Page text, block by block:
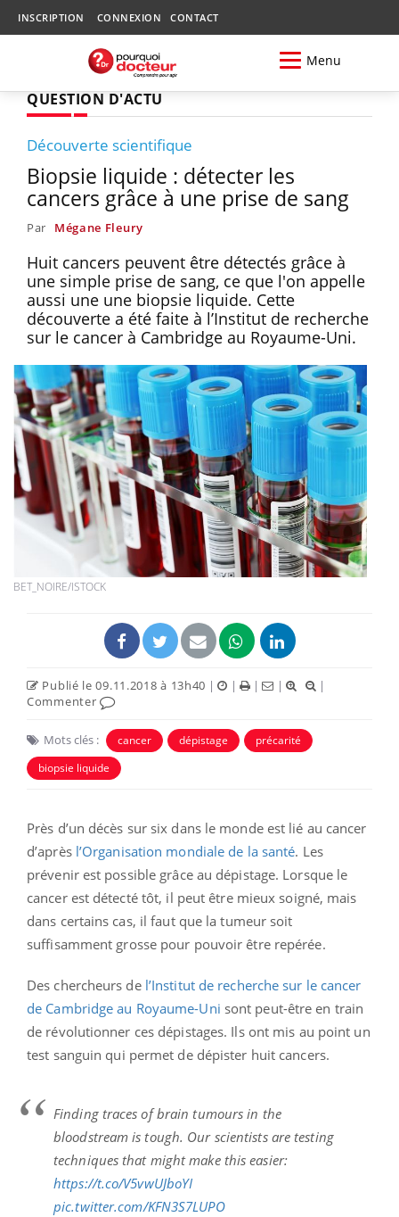
INSCRIPTION CONNEXION CONTACT
Menu
QUESTION D'ACTU
Découverte scientifique
Biopsie liquide : détecter les
cancers grâce à une prise de sang
Par Mégane Fleury
Huit cancers peuvent être détectés grâce à
une simple prise de sang, ce que l'on appelle
aussi une une biopsie liquide. Cette
découverte a été faite à l’Institut de recherche
sur le cancer à Cambridge au Royaume-Uni.
BET_NOIRE/ISTOCK
Publié le 09.11.2018 à 13h40 | | | |
|
Commenter
Mots clés : cancer dépistage
précarité
biopsie liquide
Près d’un décès sur six dans le monde est lié au cancer
d’après l’Organisation mondiale de la santé. Les
prévenir est possible grâce au dépistage. Lorsque le
cancer est détecté tôt, il peut être mieux soigné, mais
dans certains cas, il faut que la tumeur soit
suffisamment grosse pour pouvoir être repérée.
Des chercheurs de l’Institut de recherche sur le cancer
de Cambridge au Royaume-Uni sont peut-être en train
de révolutionner ces dépistages. Ils ont mis au point un
test sanguin qui permet de dépister huit cancers.
Finding traces of brain tumours in the
bloodstream is tough. Our scientists are testing
techniques that might make this easier:
https://t.co/V5vwUJboYI
pic.twitter.com/KFN3S7LUPO